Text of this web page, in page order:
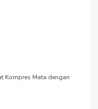
Kompres Mata dengan